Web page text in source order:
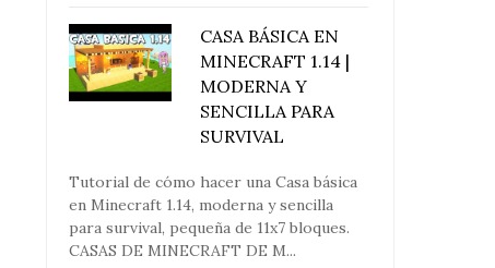
CASA BÁSICA EN
MINECRAFT 1.14 |
MODERNA Y
SENCILLA PARA
SURVIVAL
Tutorial de cómo hacer una Casa básica
en Minecraft 1.14, moderna y sencilla
para survival, pequeña de 11x7 bloques.
CASAS DE MINECRAFT DE M...